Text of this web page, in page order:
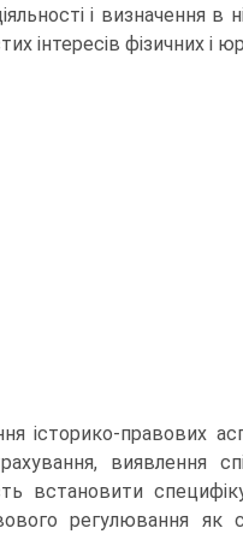
і визначення в
інтересів фізичних і
історико-правових
виявлення
встановити
регулювання як